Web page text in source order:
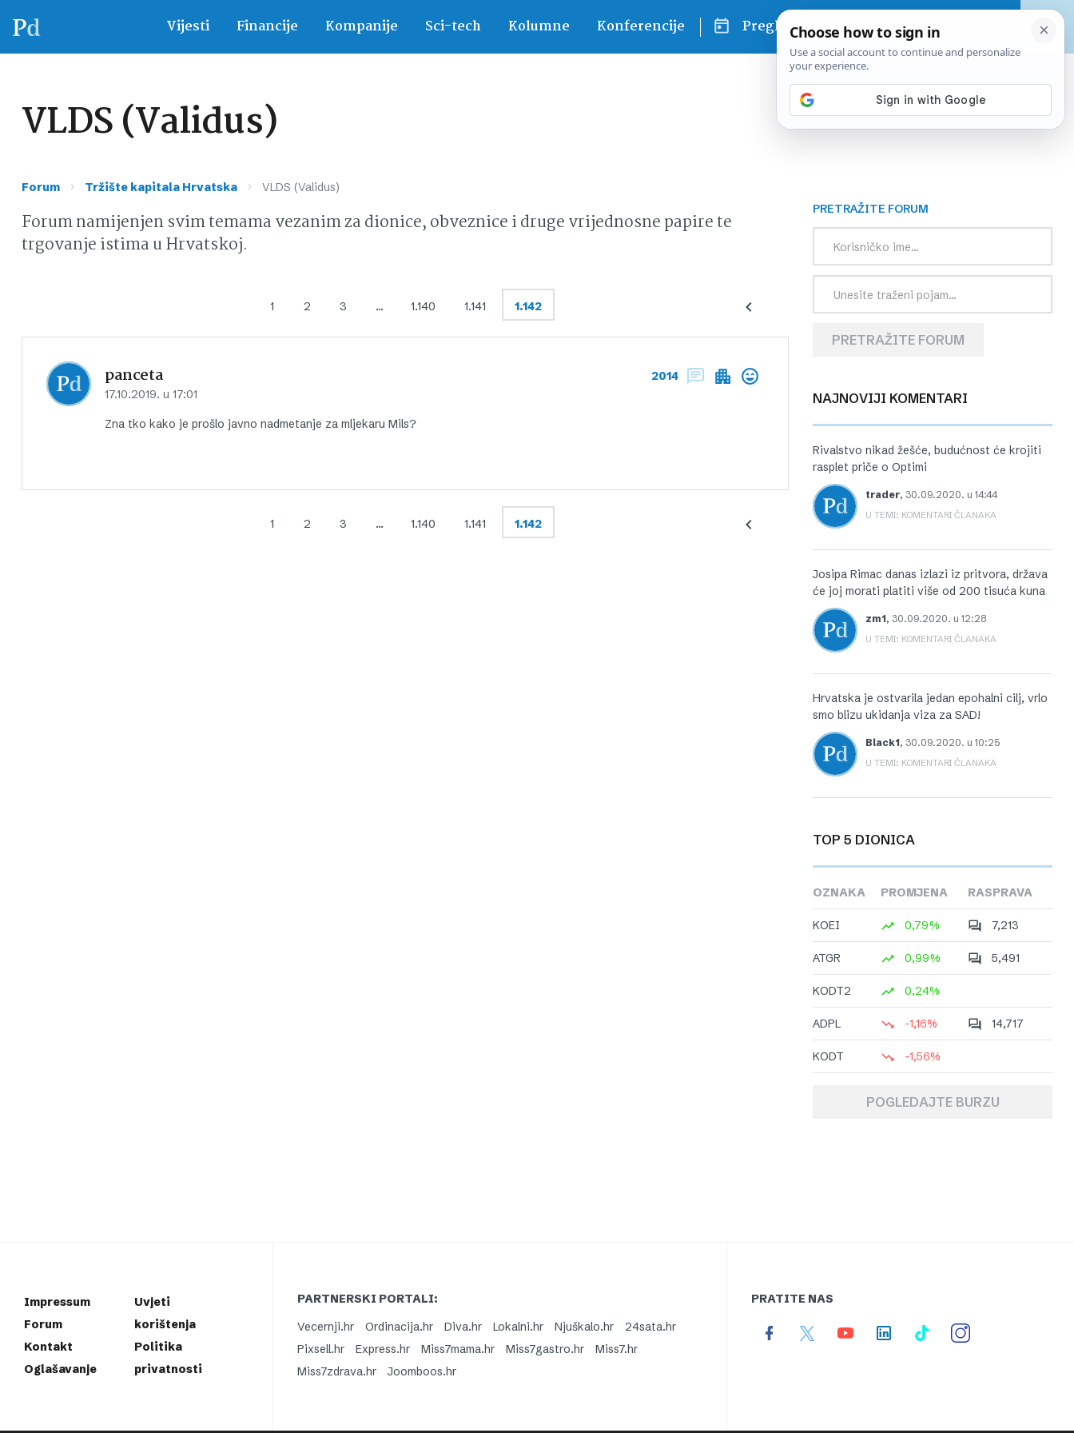
Vijesti Financije Kompanije Sci-tech Kolumne Konferencije Pregled dana
VLDS (Validus)
Forum › Tržište kapitala Hrvatska › VLDS (Validus)
Forum namijenjen svim temama vezanim za dionice, obveznice i druge vrijednosne papire te
trgovanje istima u Hrvatskoj.
1 2 3 … 1.140 1.141 1.142
panceta
17.10.2019. u 17:01
2014
Zna tko kako je prošlo javno nadmetanje za mljekaru Mils?
1 2 3 … 1.140 1.141 1.142
PRETRAŽITE FORUM
PRETRAŽITE FORUM
NAJNOVIJI KOMENTARI
Rivalstvo nikad žešće, budućnost će krojiti
rasplet priče o Optimi
trader, 30.09.2020. u 14:44
U TEMI: KOMENTARI ČLANAKA
Josipa Rimac danas izlazi iz pritvora, država
će joj morati platiti više od 200 tisuća kuna
zm1, 30.09.2020. u 12:28
U TEMI: KOMENTARI ČLANAKA
Hrvatska je ostvarila jedan epohalni cilj, vrlo
smo blizu ukidanja viza za SAD!
Black1, 30.09.2020. u 10:25
U TEMI: KOMENTARI ČLANAKA
TOP 5 DIONICA
OZNAKA PROMJENA RASPRAVA
KOEI 0,79% 7,213
ATGR 0,99% 5,491
KODT2 0,24%
ADPL -1,16% 14,717
KODT -1,56%
POGLEDAJTE BURZU
Impressum
Forum
Kontakt
Oglašavanje
Uvjeti
korištenja
Politika
privatnosti
PARTNERSKI PORTALI:
Vecernji.hr
Ordinacija.hr Diva.hr Lokalni.hr Njuškalo.hr
24sata.hr
Pixsell.hr
Express.hr Miss7mama.hr Miss7gastro.hr
Miss7.hr
Miss7zdrava.hr
Joomboos.hr
PRATITE NAS